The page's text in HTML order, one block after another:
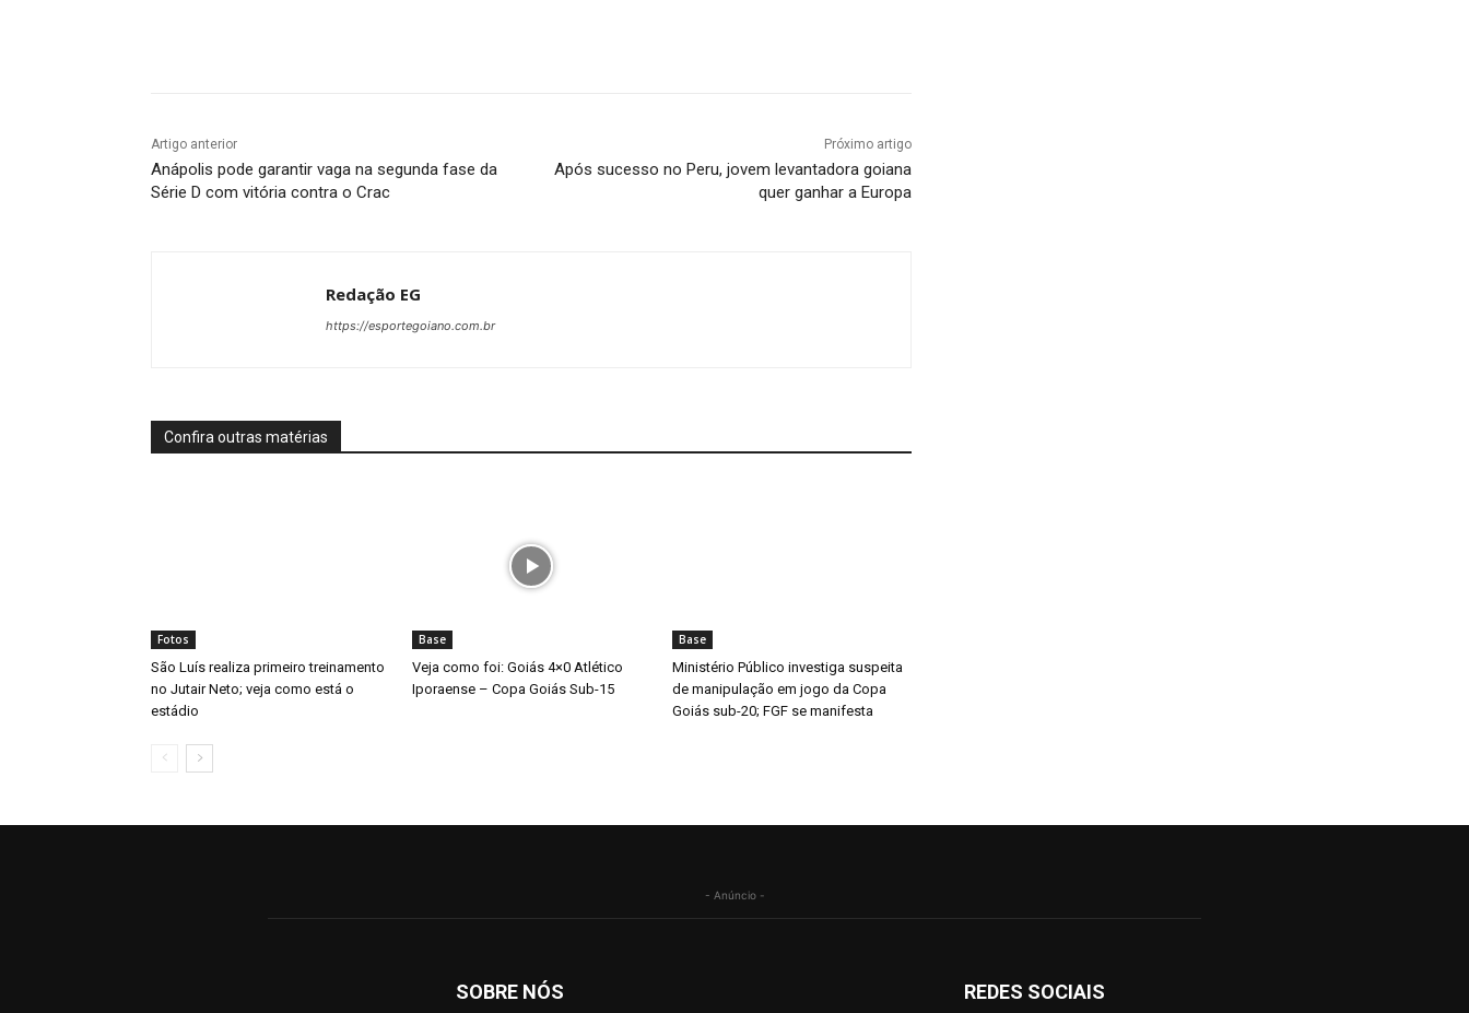
Artigo anterior
Anápolis pode garantir vaga na segunda fase da
Série D com vitória contra o Crac
Próximo artigo
Após sucesso no Peru, jovem levantadora goiana
quer ganhar a Europa
Redação EG
https://esportegoiano.com.br
Confira outras matérias
Fotos
São Luís realiza primeiro treinamento
no Jutair Neto; veja como está o
estádio
Base
Veja como foi: Goiás 4×0 Atlético
Iporaense – Copa Goiás Sub-15
Base
Ministério Público investiga suspeita
de manipulação em jogo da Copa
Goiás sub-20; FGF se manifesta
- Anúncio -
SOBRE NÓS REDES SOCIAIS